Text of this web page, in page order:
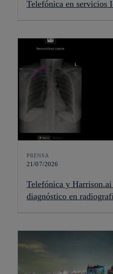
Telefónica en servicios
PRENSA
21/07/2026
Telefónica y
diagnóstico en